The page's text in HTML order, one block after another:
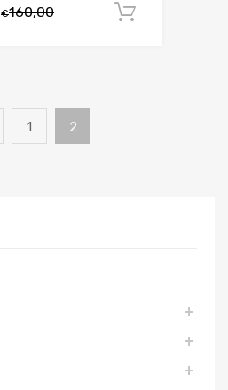
€160,00
1 2